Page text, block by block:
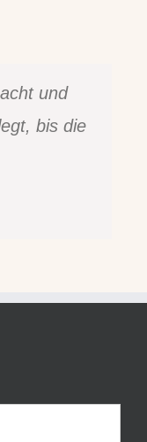
und
bis die